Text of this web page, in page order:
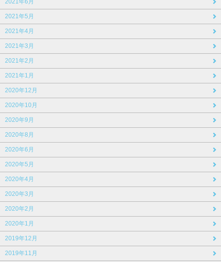
2021年6月
2021年5月
2021年4月
2021年3月
2021年2月
2021年1月
2020年12月
2020年10月
2020年9月
2020年8月
2020年6月
2020年5月
2020年4月
2020年3月
2020年2月
2020年1月
2019年12月
2019年11月